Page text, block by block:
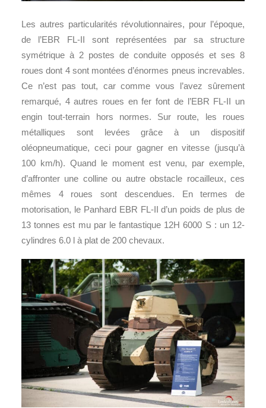
Les autres particularités révolutionnaires, pour l’époque,
de l’EBR FL-II sont représentées par sa structure
symétrique à 2 postes de conduite opposés et ses 8
roues dont 4 sont montées d’énormes pneus increvables.
Ce n’est pas tout, car comme vous l’avez sûrement
remarqué, 4 autres roues en fer font de l’EBR FL-II un
engin tout-terrain hors normes. Sur route, les roues
métalliques sont levées grâce à un dispositif
oléopneumatique, ceci pour gagner en vitesse (jusqu’à
100 km/h). Quand le moment est venu, par exemple,
d’affronter une colline ou autre obstacle rocailleux, ces
mêmes 4 roues sont descendues. En termes de
motorisation, le Panhard EBR FL-II d’un poids de plus de
13 tonnes est mu par le fantastique 12H 6000 S : un 12-
cylindres 6.0 l à plat de 200 chevaux.